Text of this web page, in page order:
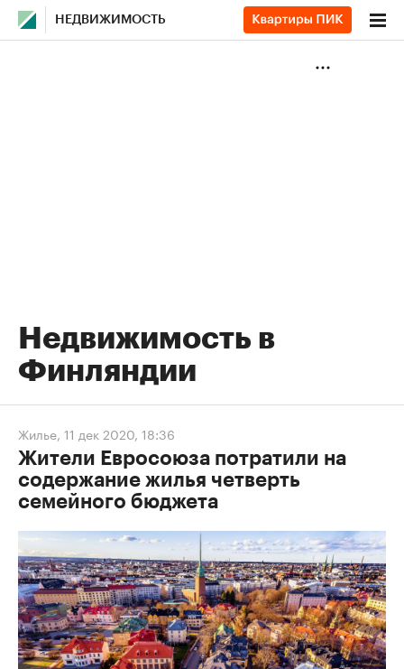
НЕДВИЖИМОСТЬ
Недвижимость в
Финляндии
Жилье, 11 дек 2020, 18:36
Жители Евросоюза потратили на
содержание жилья четверть
семейного бюджета